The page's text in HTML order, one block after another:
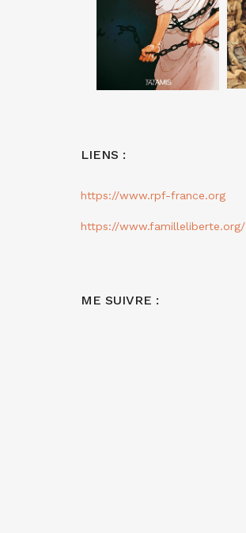
LIENS :
https://www.rpf-france.org
https://www.familleliberte.org/
ME SUIVRE :